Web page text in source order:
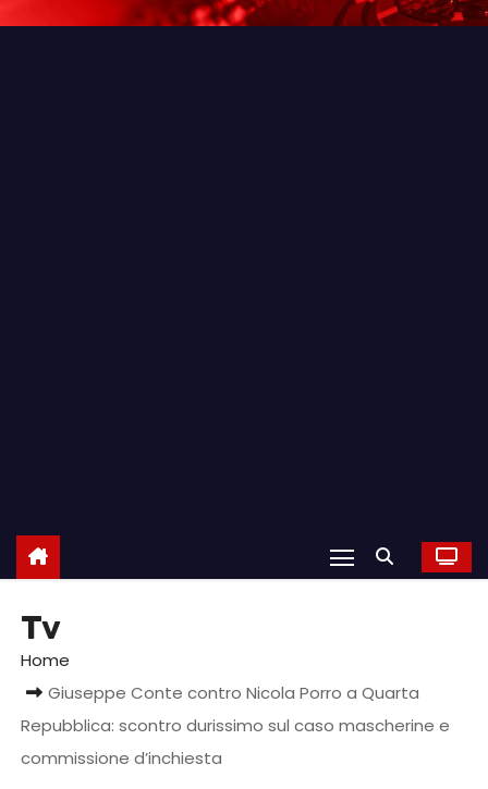
Tv
Home
Giuseppe Conte contro Nicola Porro a Quarta
Repubblica: scontro durissimo sul caso mascherine e
commissione d’inchiesta